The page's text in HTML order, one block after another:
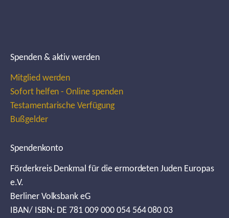
Spenden & aktiv werden
Mitglied werden
Sofort helfen - Online spenden
Testamentarische Verfügung
Bußgelder
Spendenkonto
Förderkreis Denkmal für die ermordeten Juden Europas
e.V.
Berliner Volksbank eG
IBAN/ ISBN: DE 781 009 000 054 564 080 03